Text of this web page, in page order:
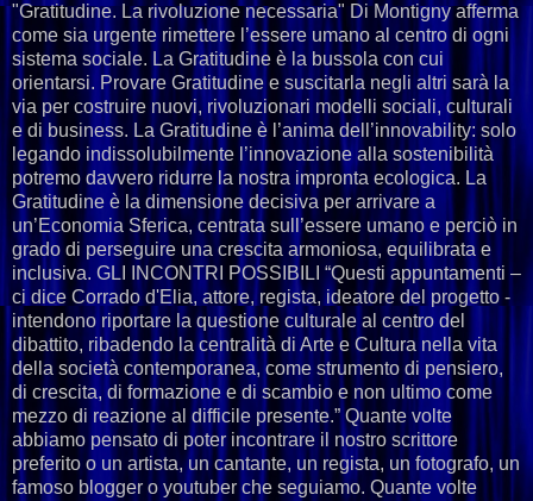
"Gratitudine. La rivoluzione necessaria" Di Montigny afferma
come sia urgente rimettere l’essere umano al centro di ogni
sistema sociale. La Gratitudine è la bussola con cui
orientarsi. Provare Gratitudine e suscitarla negli altri sarà la
via per costruire nuovi, rivoluzionari modelli sociali, culturali
e di business. La Gratitudine è l’anima dell’innovability: solo
legando indissolubilmente l’innovazione alla sostenibilità
potremo davvero ridurre la nostra impronta ecologica. La
Gratitudine è la dimensione decisiva per arrivare a
un’Economia Sferica, centrata sull’essere umano e perciò in
grado di perseguire una crescita armoniosa, equilibrata e
inclusiva. GLI INCONTRI POSSIBILI “Questi appuntamenti –
ci dice Corrado d'Elia, attore, regista, ideatore del progetto -
intendono riportare la questione culturale al centro del
dibattito, ribadendo la centralità di Arte e Cultura nella vita
della società contemporanea, come strumento di pensiero,
di crescita, di formazione e di scambio e non ultimo come
mezzo di reazione al difficile presente.” Quante volte
abbiamo pensato di poter incontrare il nostro scrittore
preferito o un artista, un cantante, un regista, un fotografo, un
famoso blogger o youtuber che seguiamo. Quante volte